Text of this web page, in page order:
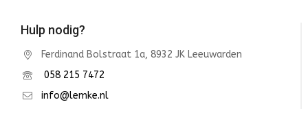
Hulp nodig?
Ferdinand Bolstraat 1a, 8932 JK Leeuwarden
058 215 7472
info@lemke.nl